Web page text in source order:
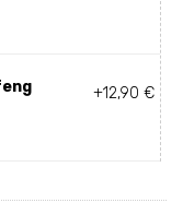
+12,90 €